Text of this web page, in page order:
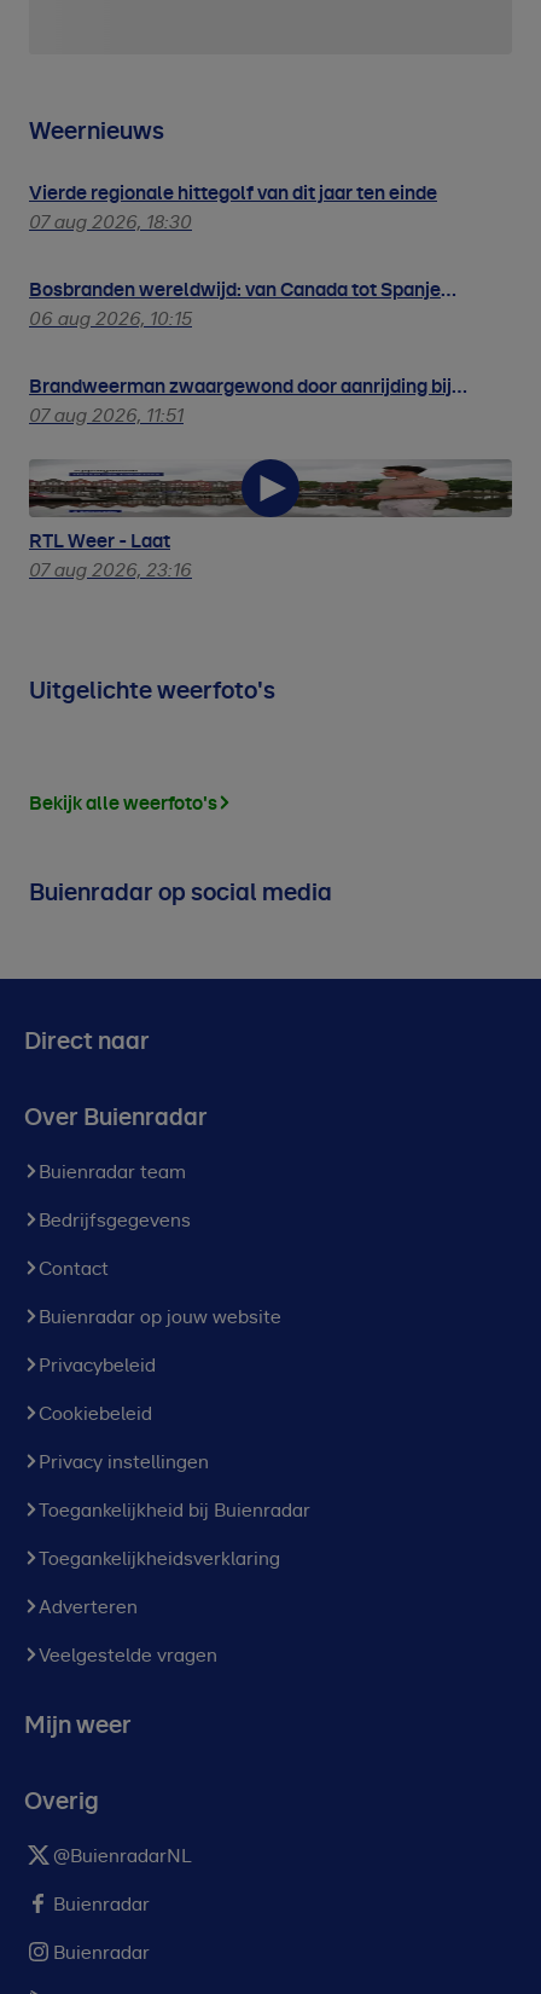
Weernieuws
Vierde regionale hittegolf van dit jaar ten einde
07 aug 2026, 18:30
Bosbranden wereldwijd: van Canada tot Spanje
hetzelfde patroon
06 aug 2026, 10:15
Brandweerman zwaargewond door aanrijding bij
duinbrand Ouddorp
07 aug 2026, 11:51
RTL Weer - Laat
07 aug 2026, 23:16
Uitgelichte weerfoto's
Bekijk alle weerfoto's
Buienradar op social media
Direct naar
Over Buienradar
Buienradar team
Bedrijfsgegevens
Contact
Buienradar op jouw website
Privacybeleid
Cookiebeleid
Privacy instellingen
Toegankelijkheid bij Buienradar
Toegankelijkheidsverklaring
Adverteren
Veelgestelde vragen
Mijn weer
Overig
@BuienradarNL
Buienradar
Buienradar